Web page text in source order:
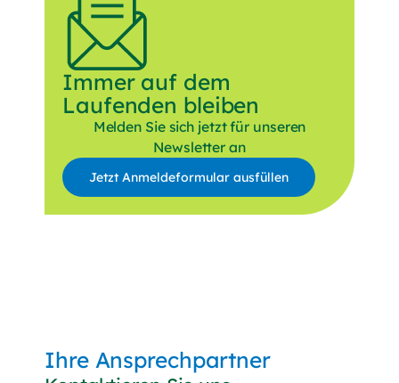
Immer auf dem
Laufenden bleiben
Melden Sie sich jetzt für unseren
Newsletter an
Jetzt Anmeldeformular ausfüllen
Anrede
Ihre Ansprechpartner